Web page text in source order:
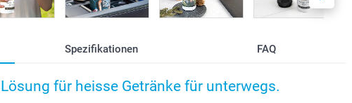
Spezifikationen FAQ
für heisse Getränke für unterwegs.